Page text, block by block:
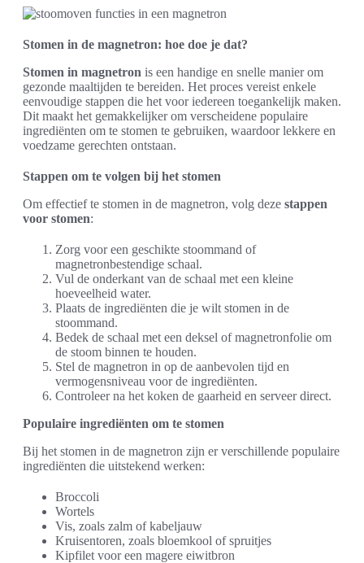
Stomen in de magnetron: hoe doe je dat?
Stomen in magnetron is een handige en snelle manier om
gezonde maaltijden te bereiden. Het proces vereist enkele
eenvoudige stappen die het voor iedereen toegankelijk maken.
Dit maakt het gemakkelijker om verscheidene populaire
ingrediënten om te stomen te gebruiken, waardoor lekkere en
voedzame gerechten ontstaan.
Stappen om te volgen bij het stomen
Om effectief te stomen in de magnetron, volg deze stappen
voor stomen:
Zorg voor een geschikte stoommand of
magnetronbestendige schaal.
Vul de onderkant van de schaal met een kleine
hoeveelheid water.
Plaats de ingrediënten die je wilt stomen in de
stoommand.
Bedek de schaal met een deksel of magnetronfolie om
de stoom binnen te houden.
Stel de magnetron in op de aanbevolen tijd en
vermogensniveau voor de ingrediënten.
Controleer na het koken de gaarheid en serveer direct.
Populaire ingrediënten om te stomen
Bij het stomen in de magnetron zijn er verschillende populaire
ingrediënten die uitstekend werken:
Broccoli
Wortels
Vis, zoals zalm of kabeljauw
Kruisentoren, zoals bloemkool of spruitjes
Kipfilet voor een magere eiwitbron